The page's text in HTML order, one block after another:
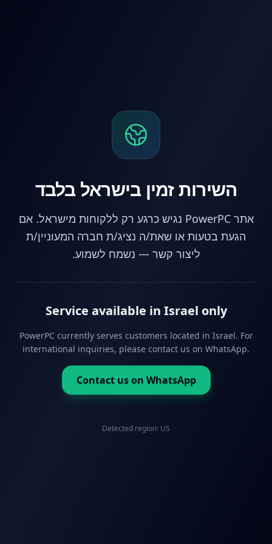
השירות זמין בישראל בלבד
אתר PowerPC נגיש כרגע רק ללקוחות מישראל. אם
הגעת בטעות או שאת/ה נציג/ת חברה המעוניין/ת
ליצור קשר — נשמח לשמוע.
Service available in Israel only
PowerPC currently serves customers located in Israel. For
international inquiries, please contact us on WhatsApp.
Contact us on WhatsApp
Detected region: US